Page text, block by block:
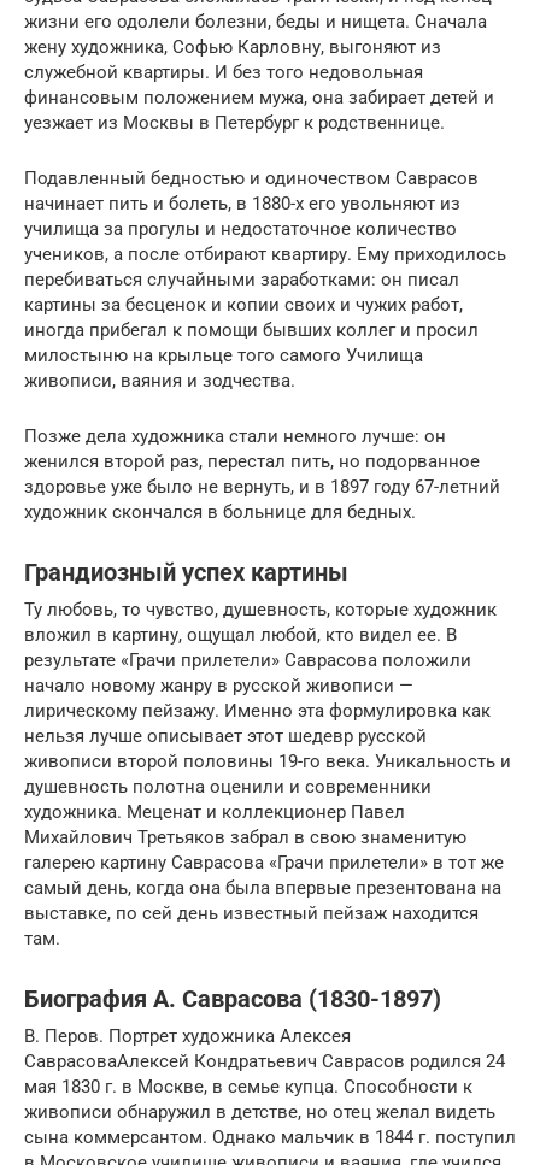
жизни его одолели болезни, беды и нищета. Сначала
жену художника, Софью Карловну, выгоняют из
служебной квартиры. И без того недовольная
финансовым положением мужа, она забирает детей и
уезжает из Москвы в Петербург к родственнице.
Подавленный бедностью и одиночеством Саврасов
начинает пить и болеть, в 1880-х его увольняют из
училища за прогулы и недостаточное количество
учеников, а после отбирают квартиру. Ему приходилось
перебиваться случайными заработками: он писал
картины за бесценок и копии своих и чужих работ,
иногда прибегал к помощи бывших коллег и просил
милостыню на крыльце того самого Училища
живописи, ваяния и зодчества.
Позже дела художника стали немного лучше: он
женился второй раз, перестал пить, но подорванное
здоровье уже было не вернуть, и в 1897 году 67-летний
художник скончался в больнице для бедных.
Грандиозный успех картины
Ту любовь, то чувство, душевность, которые художник
вложил в картину, ощущал любой, кто видел ее. В
результате «Грачи прилетели» Саврасова положили
начало новому жанру в русской живописи —
лирическому пейзажу. Именно эта формулировка как
нельзя лучше описывает этот шедевр русской
живописи второй половины 19-го века. Уникальность и
душевность полотна оценили и современники
художника. Меценат и коллекционер Павел
Михайлович Третьяков забрал в свою знаменитую
галерею картину Саврасова «Грачи прилетели» в тот же
самый день, когда она была впервые презентована на
выставке, по сей день известный пейзаж находится
там.
Биография А. Саврасова (1830-1897)
В. Перов. Портрет художника Алексея
СаврасоваАлексей Кондратьевич Саврасов родился 24
мая 1830 г. в Москве, в семье купца. Способности к
живописи обнаружил в детстве, но отец желал видеть
сына коммерсантом. Однако мальчик в 1844 г. поступил